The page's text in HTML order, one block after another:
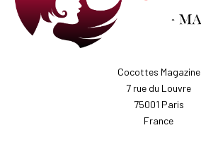
Cocottes Magazine
7 rue du Louvre
75001 Paris
France